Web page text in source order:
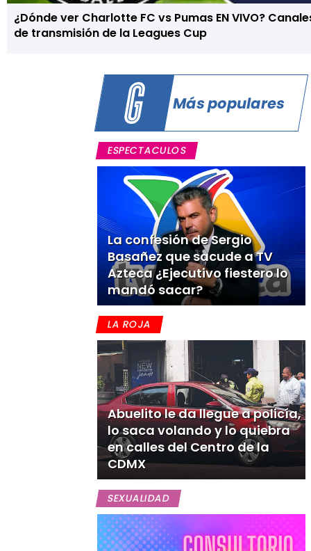
¿Dónde ver Charlotte FC vs Pumas EN VIVO?
de transmisión de la Leagues Cup
Más populares
ESPECTACULOS
La confesión de Sergio
Basañez que sacude a TV
Azteca ¿Ejecutivo fiestero lo
mandó sacar?
LA ROJA
Abuelito le da llegue a policía,
lo saca volando y lo quiebra
en calles del Centro de la
CDMX
SEXUALIDAD